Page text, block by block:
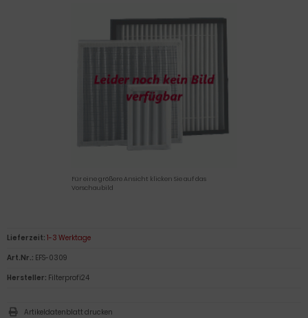
Für eine größere Ansicht klicken Sie auf das
Vorschaubild
Lieferzeit: 1-3 Werktage
Art.Nr.: EFS-0309
Hersteller: Filterprofi24
Artikeldatenblatt drucken